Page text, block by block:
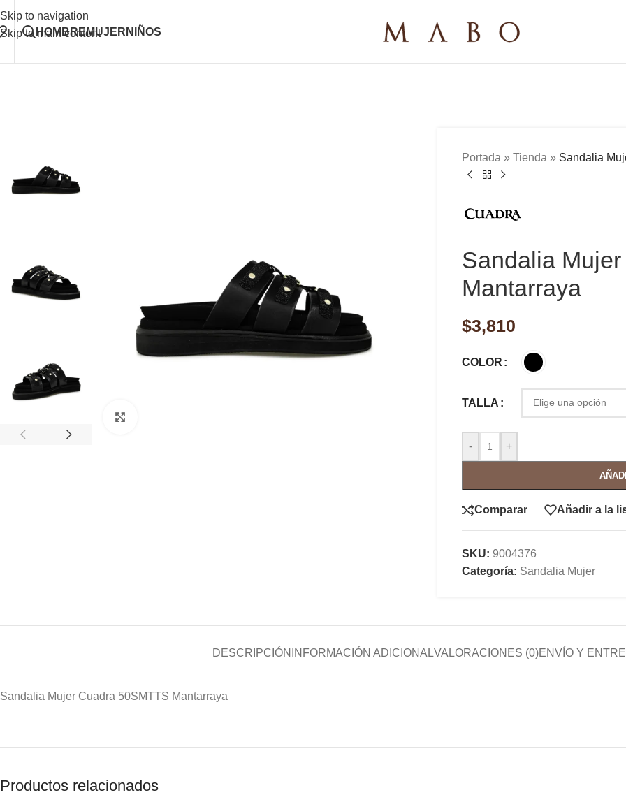
Skip to navigation
Skip to main content
HOMBREMUJER NIÑOS
Portada » Tienda » Sandalia
Sandalia
Mantarraya
$3,810
COLOR
TALLA
- +
Comparar Añadir a la
SKU: 9004376
Categoría: Sandalia Mujer
DESCRIPCIÓN INFORMACIÓN ADICIONALVALORACIONES (0)ENVÍO Y
Sandalia Mujer Cuadra 50SMTTS Mantarraya
Productos relacionados